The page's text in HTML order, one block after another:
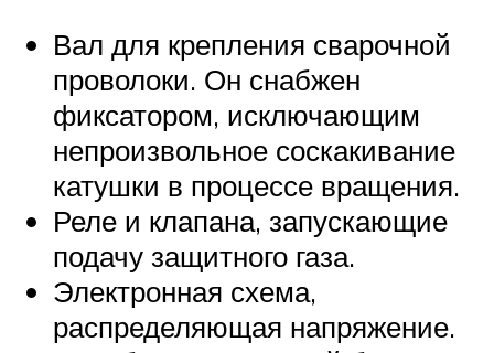
Вал для крепления сварочной
проволоки. Он снабжен
фиксатором, исключающим
непроизвольное соскакивание
катушки в процессе вращения.
Реле и клапана, запускающие
подачу защитного газа.
Электронная схема,
распределяющая напряжение.